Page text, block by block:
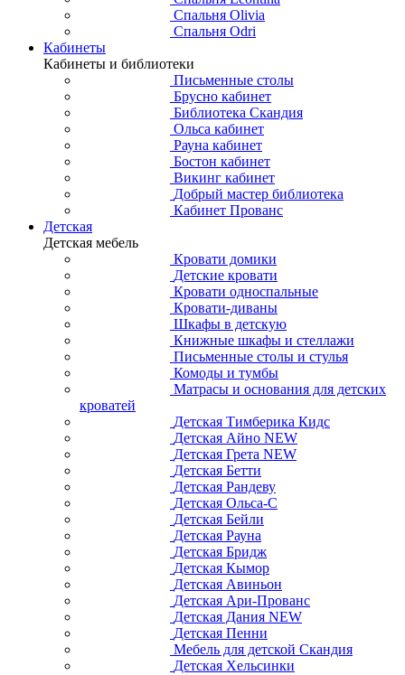
Спальня Olivia
Спальня Odri
Кабинеты
Кабинеты и библиотеки
Письменные столы
Брусно кабинет
Библиотека Скандия
Ольса кабинет
Рауна кабинет
Бостон кабинет
Викинг кабинет
Добрый мастер библиотека
Кабинет Прованс
Детская
Детская мебель
Кровати домики
Детские кровати
Кровати односпальные
Кровати-диваны
Шкафы в детскую
Книжные шкафы и стеллажи
Письменные столы и стулья
Комоды и тумбы
Матрасы и основания для детских
кроватей
Детская Тимберика Кидс
Детская Айно NEW
Детская Грета NEW
Детская Бетти
Детская Рандеву
Детская Ольса-С
Детская Бейли
Детская Рауна
Детская Бридж
Детская Кымор
Детская Авиньон
Детская Ари-Прованс
Детская Дания NEW
Детская Пенни
Мебель для детской Скандия
Детская Хельсинки